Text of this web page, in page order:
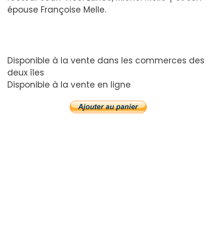
épouse Françoise Melle.
Disponible à la vente dans les commerces des
deux îles
Disponible à la vente en ligne